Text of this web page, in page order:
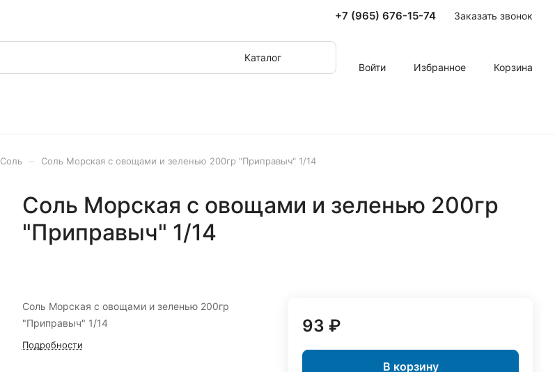
+7 (965) 676-15-74 Заказать звонок
Каталог
Войти
Избранное Корзина
Соль Соль Морская с овощами и зеленью 200гр "Приправыч" 1/14
Соль Морская с овощами и зеленью 200гр
"Приправыч" 1/14
Соль Морская с овощами и зеленью 200гр
"Приправыч" 1/14
Подробности
93 ₽
В корзину